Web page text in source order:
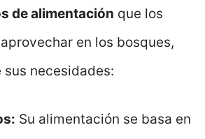
de alimentación que los
en los bosques,
necesidades:
Su alimentación se basa en